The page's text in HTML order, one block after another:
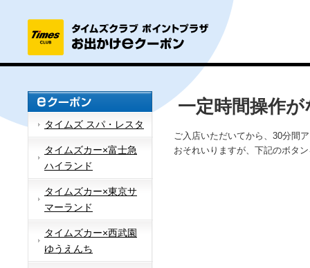
タイムズ スパ・レスタ
タイムズカー×富士急
ハイランド
タイムズカー×東京サ
マーランド
タイムズカー×西武園
ゆうえんち
一定時間操作
ご入店いただいてから、30分間
おそれいりますが、下記のボタ